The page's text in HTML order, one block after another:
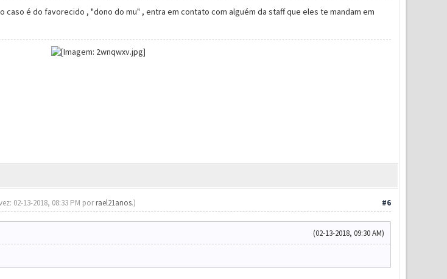
é do favorecido , "dono do mu" , entra em contato com alguém da staff que eles te mandam em
#6
02-13-2018, 08:33 PM porrael21anos.)
(02-13-2018, 09:30 AM)